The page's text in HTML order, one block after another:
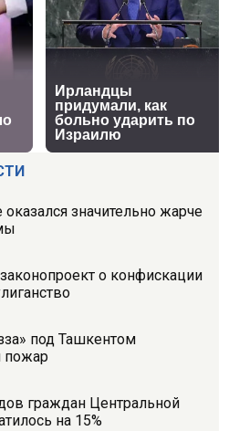
значительно жарче
о конфискации
под Ташкентом
пожар
граждан Центральной
на 15%